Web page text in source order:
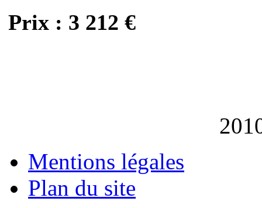
Prix : 3 212 €
Mentions légales
Plan du site